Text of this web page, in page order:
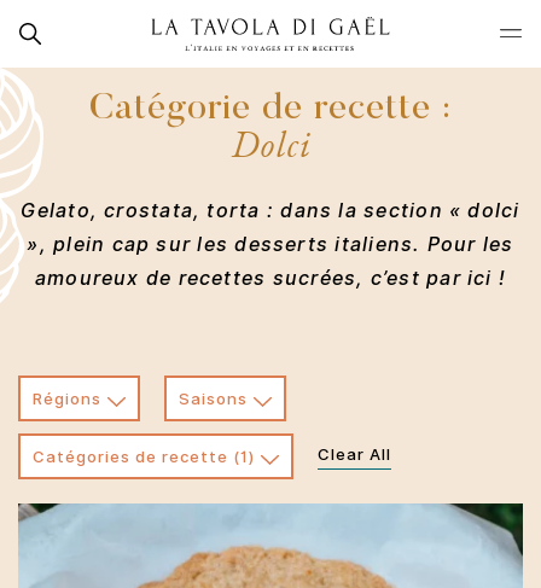
content
La
Tavola
di
Rechercher
Catégorie de recette :
Dolci
Gelato, crostata, torta : dans la section « dolci
», plein cap sur les desserts italiens. Pour les
amoureux de recettes sucrées, c’est par ici !
Régions Saisons
Catégories de recette (1) Clear All